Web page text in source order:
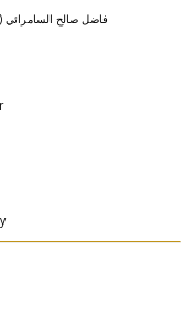
Samarra'i, Fadil Salih (b. 1933) فاضل صالح السامرائي